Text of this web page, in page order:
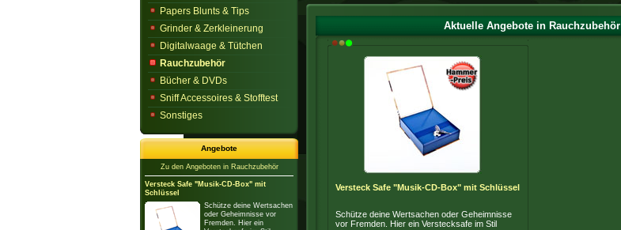
Aktuelle Angebote in Rauchzubehör
Versteck Safe "Musik-CD-Box" mit Schlüssel
Schütze deine Wertsachen oder Geheimnisse
vor Fremden. Hier ein Verstecksafe im Stil
Papers Blunts & Tips
Grinder & Zerkleinerung
Digitalwaage & Tütchen
Rauchzubehör
Bücher & DVDs
Sniff Accessoires & Stofftest
Sonstiges
Angebote
Zu den Angeboten in Rauchzubehör
Versteck Safe "Musik-CD-Box" mit
Schlüssel
Schütze deine Wertsachen
oder Geheimnisse vor
Fremden. Hier ein